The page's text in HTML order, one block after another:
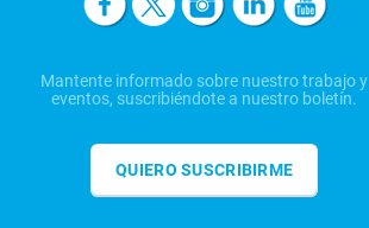
Mantente informado sobre nuestro trabajo y
eventos, suscribiéndote a nuestro boletín.
QUIERO SUSCRIBIRME